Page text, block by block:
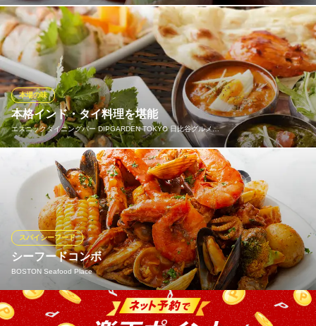
基本に忠実なカジュアルなタイ料理はもちろん、そこから更に
我々なりの解釈を加えた“発展的なタイ料理”をご提供します。緑あ
ふれるビーチリゾートであるプーケットは海の幸、山の幸の宝
庫。ロブスターを始めとしたシーフードや季節の旬な食材からエ
ッセンスを引き出した、スパイシーかつ繊細な味をお楽しみくだ
さい。
プーケットオリエンタル日比谷
フュージョンアジアン
地下鉄千代田線日比谷駅 徒歩1分
東京都千代田区有楽町1-1-2 東京ミッドタウン日比谷2F
本格インド・タイ料理を堪能
エスニックダイニングバー DIPGARDEN TOKYO 日比谷グルメ…
本場の味
熟練シェフが本場の調理法と厳選したスパイス・ハーブを使い、
一皿一皿丁寧に仕上げる本格インド・タイ料理をご提供。 人気の
カレーやタンドール料理をはじめ、タイの定番料理まで幅広く取
り揃えています。 ランチからディナーまで、本場の味を気軽にお
楽しみください。
エスニックダイニングバー DIPGARDEN TOKYO 日比谷グ
ルメリウム店
インド・タイ料理専門店
都営三田線内幸町駅A6番出口 徒歩4分
東京都千代田区内幸町2-1-6 B1
シーフードコンボ
BOSTON Seafood Place
スパイシーフード
本日仕入れの鮮魚をソースで絡めて提供致します